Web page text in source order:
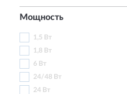
Мощность
1,5 Вт
1,8 Вт
6 Вт
24/48 Вт
24 Вт